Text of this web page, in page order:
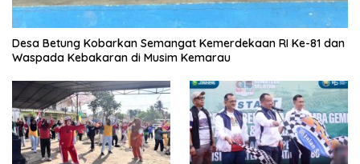
Desa Betung Kobarkan Semangat Kemerdekaan RI Ke-81 dan
Waspada Kebakaran di Musim Kemarau